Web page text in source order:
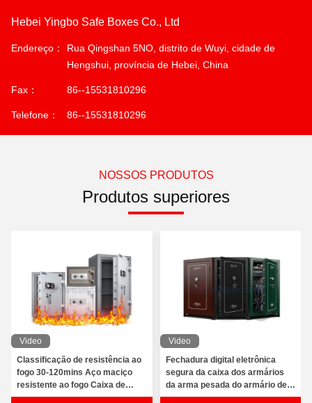
Hebei Yingbo Safe Boxes Co., Ltd
Endereço：
Rua Qingshan 5NO, distrito de Wuyi, cidade de
Hengshui, província de Hebei, China
Fax： 86--15531810296
Telefone： 86--15531810296
NOSSOS PRODUTOS
Produtos superiores
Video
Classificação de resistência ao
fogo 30-120mins Aço maciço
resistente ao fogo Caixa de
segurança 2 horas Segurança à
Video
Fechadura digital eletrônica
segura da caixa dos armários
da arma pesada do armário de
aço grosso anti alavanca